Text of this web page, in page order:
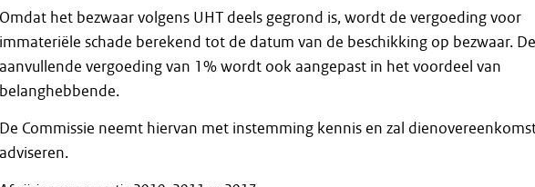
Omdat het bezwaar volgens UHT deels gegrond is, wordt de vergoeding voor
immateriële schade berekend tot de datum van de beschikking op bezwaar. De
aanvullende vergoeding van 1% wordt ook aangepast in het voordeel van
belanghebbende.
De Commissie neemt hiervan met instemming kennis en zal
adviseren.